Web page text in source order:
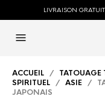
LIVRAISON
ACCUEIL / TATOUAGE
SPIRITUEL / ASIE /
JAPONAIS